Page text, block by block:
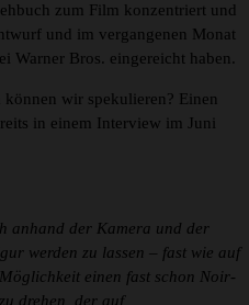
zum Film konzentriert und
und im vergangenen Monat
Warner Bros. eingereicht haben.
wir spekulieren? Einen
in einem Interview im Juni
anhand der Kamera und der
werden zu lassen – fast wie auf
einen fast schon Noir-
drehen, der auf